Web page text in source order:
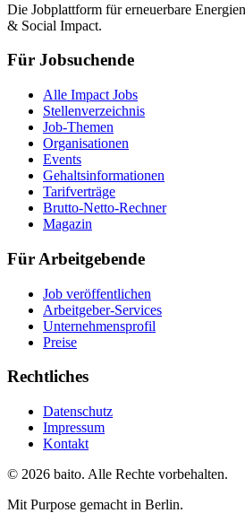
Die Jobplattform für erneuerbare
& Social Impact.
Für Jobsuchende
Alle Impact Jobs
Stellenverzeichnis
Job-Themen
Organisationen
Events
Gehaltsinformationen
Tarifverträge
Brutto-Netto-Rechner
Magazin
Für Arbeitgebende
Job veröffentlichen
Arbeitgeber-Services
Unternehmensprofil
Preise
Rechtliches
Datenschutz
Impressum
Kontakt
© 2026 baito. Alle Rechte vorbehalten.
Mit Purpose gemacht in Berlin.